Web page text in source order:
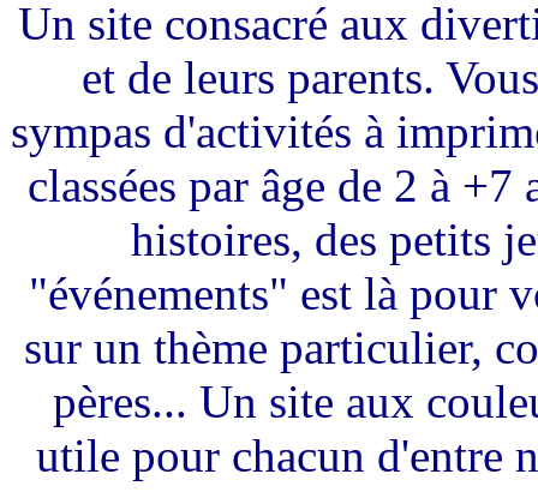
Un site consacré aux
et de leurs parents.
sympas d'activités à
classées par âge de 2 à +7
histoires, des petits
"événements" est là pour
sur un thème particulier,
pères... Un site aux
utile pour chacun d'entre